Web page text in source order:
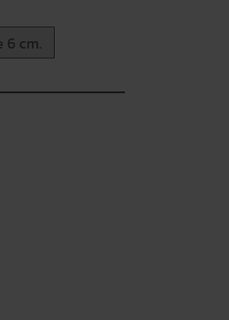
6 cm.